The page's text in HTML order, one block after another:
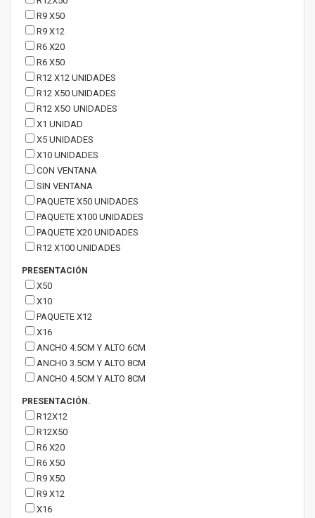
R9 X50
R9 X12
R6 X20
R6 X50
R12 X12 UNIDADES
R12 X50 UNIDADES
R12 X5O UNIDADES
X1 UNIDAD
X5 UNIDADES
X10 UNIDADES
CON VENTANA
SIN VENTANA
PAQUETE X50 UNIDADES
PAQUETE X100 UNIDADES
PAQUETE X20 UNIDADES
R12 X100 UNIDADES
PRESENTACIÓN
X50
X10
PAQUETE X12
X16
ANCHO 4.5CM Y ALTO 6CM
ANCHO 3.5CM Y ALTO 8CM
ANCHO 4.5CM Y ALTO 8CM
PRESENTACIÓN.
R12X12
R12X50
R6 X20
R6 X50
R9 X50
R9 X12
X16